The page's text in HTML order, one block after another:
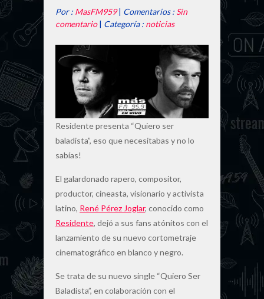
Por : MasFM959| Comentarios : Sin
comentario| Categoría : noticias
Residente presenta “Quiero ser
baladista”, eso que necesitabas y no lo
sabías!
El galardonado rapero, compositor,
productor, cineasta, visionario y activista
latino, René Pérez Joglar, conocido como
Residente, dejó a sus fans atónitos con el
lanzamiento de su nuevo cortometraje
cinematográfico en blanco y negro.
Se trata de su nuevo single “Quiero Ser
Baladista”, en colaboración con el